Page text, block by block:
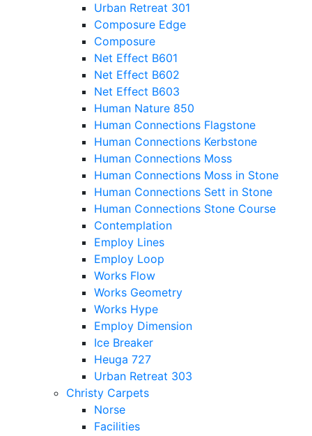
Urban Retreat 301
Composure Edge
Composure
Net Effect B601
Net Effect B602
Net Effect B603
Human Nature 850
Human Connections Flagstone
Human Connections Kerbstone
Human Connections Moss
Human Connections Moss in Stone
Human Connections Sett in Stone
Human Connections Stone Course
Contemplation
Employ Lines
Employ Loop
Works Flow
Works Geometry
Works Hype
Employ Dimension
Ice Breaker
Heuga 727
Urban Retreat 303
Christy Carpets
Norse
Facilities